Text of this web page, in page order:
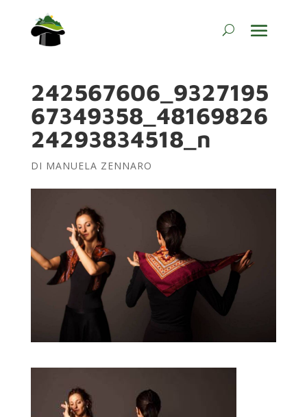
242567606_9327195
67349358_48169826
24293834518_n
DI MANUELA ZENNARO